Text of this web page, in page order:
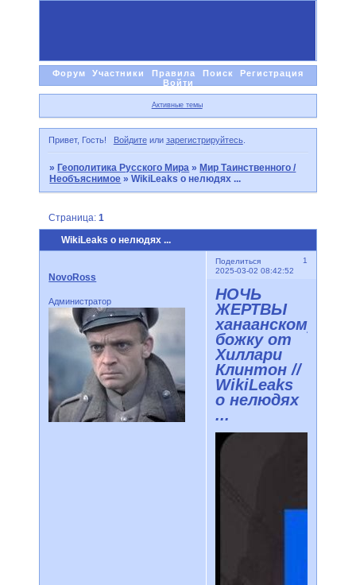
Форум Участники Правила Поиск
Регистрация
Войти
Активные темы
Привет, Гость! Войдитеили зарегистрируйтесь.
»Геополитика Русского Мира »Мир Таинственного /
Необъяснимое »WikiLeaks о нелюдях ...
WikiLeaks о нелюдях ...
Страница:1
Поделиться
1
2025-03-02 08:42:52
NovoRoss
Администратор
НОЧЬ
ЖЕРТВЫ
ханаанскому
божку от
Хиллари
Клинтон //
WikiLeaks
о нелюдях
...